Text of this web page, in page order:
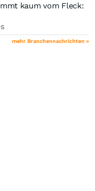
kaum vom Fleck:
mehr Branchennachrichten »